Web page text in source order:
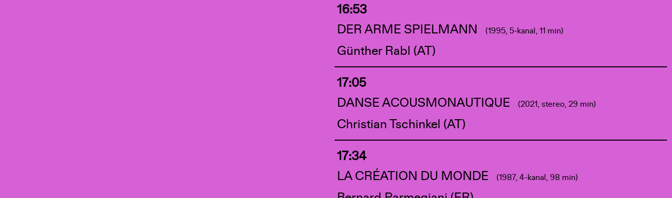
16:53
DER ARME SPIELMANN
(1995, 5-kanal, 11 min)
Günther Rabl (AT)
17:05
DANSE ACOUSMONAUTIQUE
(2021, stereo, 29 min)
Christian Tschinkel (AT)
17:34
LA CRÉATION DU MONDE
(1987, 4-kanal, 98 min)